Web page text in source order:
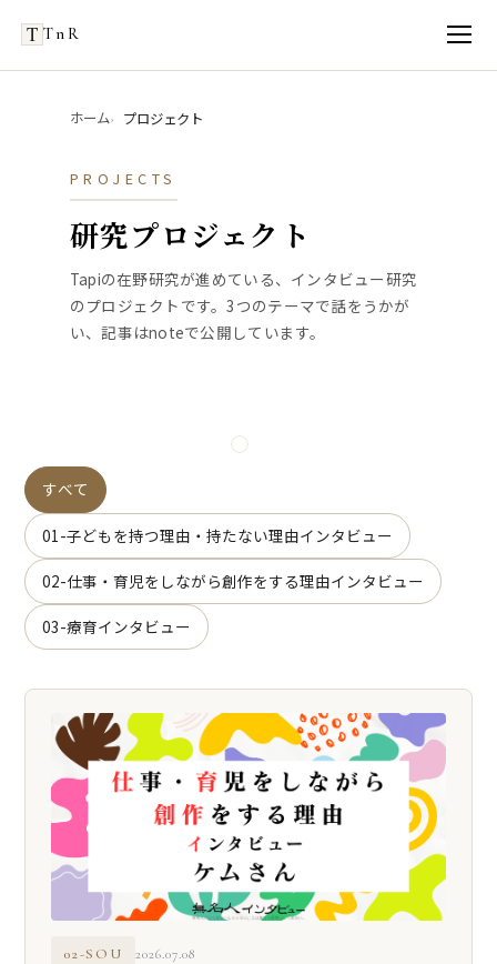
TnR
ホーム プロジェクト
PROJECTS
研究プロジェクト
Tapiの在野研究が進めている、インタビュー研究
のプロジェクトです。3つのテーマで話をうかが
い、記事はnoteで公開しています。
すべて
01-子どもを持つ理由・持たない理由インタビュー
02-仕事・育児をしながら創作をする理由インタビュー
03-療育インタビュー
02-SOU 2026.07.08